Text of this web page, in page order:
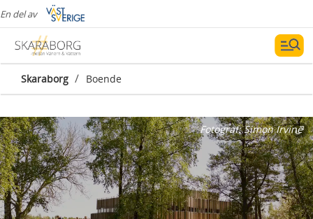
En del av
Skaraborg / Boende
Fotograf:Simon Irvine